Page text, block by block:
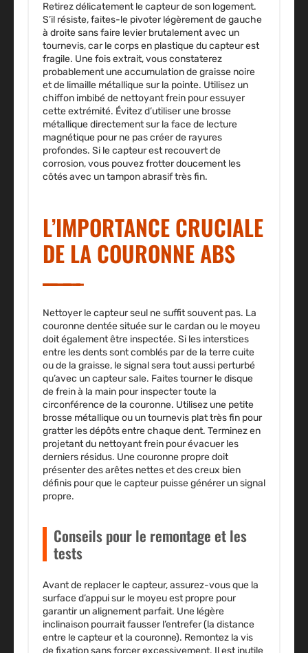
Retirez délicatement le capteur de son logement.
S’il résiste, faites-le pivoter légèrement de gauche
à droite sans faire levier brutalement avec un
tournevis, car le corps en plastique du capteur est
fragile. Une fois extrait, vous constaterez
probablement une accumulation de graisse noire
et de limaille métallique sur la pointe. Utilisez un
chiffon imbibé de nettoyant frein pour essuyer
cette extrémité. Évitez d’utiliser une brosse
métallique directement sur la face de lecture
magnétique pour ne pas créer de rayures
profondes. Si le capteur est recouvert de
corrosion, vous pouvez frotter doucement les
côtés avec un tampon abrasif très fin.
L’IMPORTANCE CRUCIALE
DE LA COURONNE ABS
Nettoyer le capteur seul ne suffit souvent pas. La
couronne dentée située sur le cardan ou le moyeu
doit également être inspectée. Si les interstices
entre les dents sont comblés par de la terre cuite
ou de la graisse, le signal sera tout aussi perturbé
qu’avec un capteur sale. Faites tourner le disque
de frein à la main pour inspecter toute la
circonférence de la couronne. Utilisez une petite
brosse métallique ou un tournevis plat très fin pour
gratter les dépôts entre chaque dent. Terminez en
projetant du nettoyant frein pour évacuer les
derniers résidus. Une couronne propre doit
présenter des arêtes nettes et des creux bien
définis pour que le capteur puisse générer un signal
propre.
Conseils pour le remontage et les
tests
Avant de replacer le capteur, assurez-vous que la
surface d’appui sur le moyeu est propre pour
garantir un alignement parfait. Une légère
inclinaison pourrait fausser l’entrefer (la distance
entre le capteur et la couronne). Remontez la vis